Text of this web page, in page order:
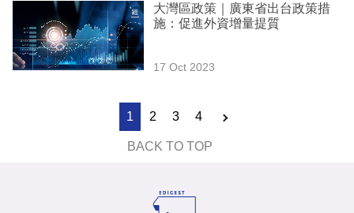
大灣區政策｜廣東省出台政策措
施：促進外資增量提質
17 Oct 2023
1 2 3 4
BACK TO TOP